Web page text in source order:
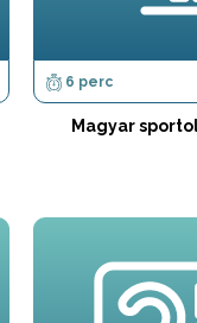
6 perc
Magyar